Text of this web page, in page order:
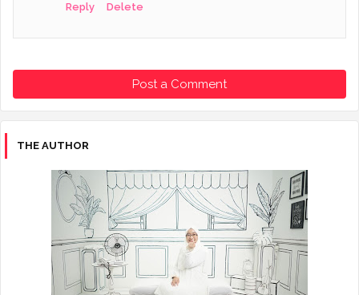
Reply Delete
Post a Comment
THE AUTHOR